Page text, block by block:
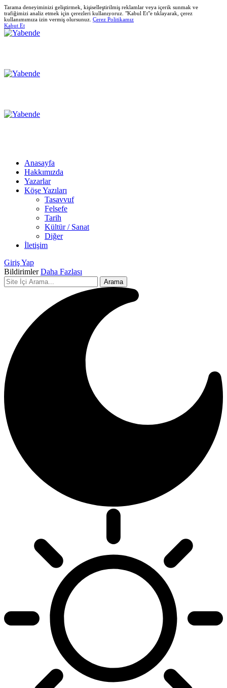
Tarama deneyiminizi geliştirmek, kişiselleştirilmiş reklamlar veya içerik sunmak ve
trafiğimizi analiz etmek için çerezleri kullanıyoruz. "Kabul Et"e tıklayarak, çerez
kullanımımıza izin vermiş olursunuz. Çerez Politikamız
Kabut Et
Anasayfa
Hakkımızda
Yazarlar
Köşe Yazıları
Tasavvuf
Felsefe
Tarih
Kültür / Sanat
Diğer
İletişim
Giriş Yap
Bildirimler Daha Fazlası